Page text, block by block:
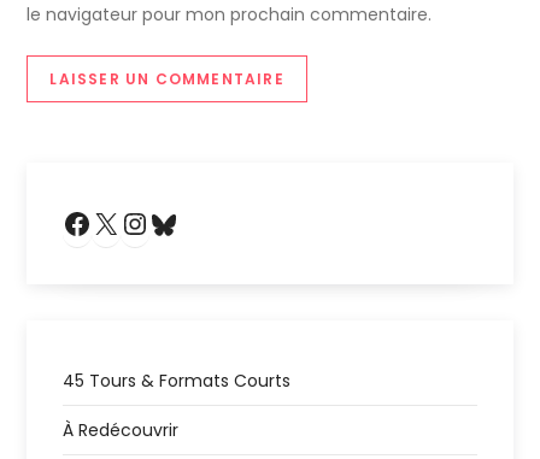
le navigateur pour mon prochain commentaire.
Facebook
X Instagram
45 Tours & Formats Courts
À Redécouvrir